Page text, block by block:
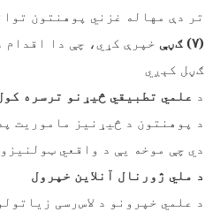
تر دې مهاله غزني پوهنتون
(۷) ګڼې خپرې کړي، چې دا اقدام
ګڼل کېږي
د علمي تطبیقي څیړنو ترسره
د پوهنتون د څیړنیز ماموریت
دي چې موخه یې د واقعي
د ملي ژورنال آنلاین خپرول
د علمي خپرونو د لاس‌رسی